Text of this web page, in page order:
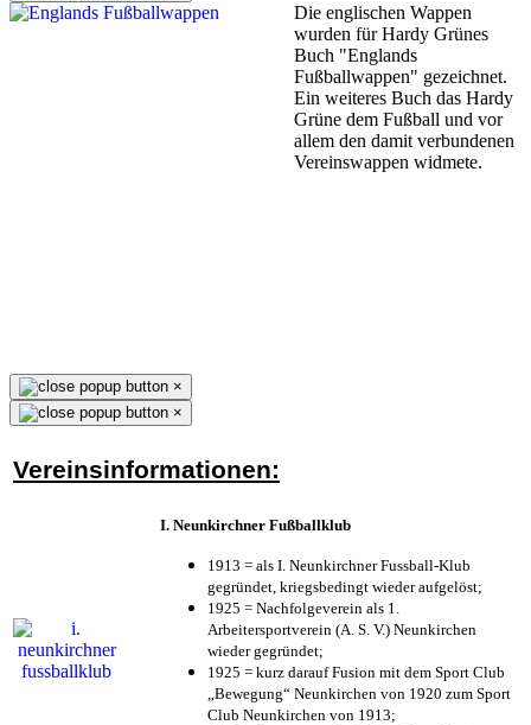
Die englischen Wappen
wurden für Hardy Grünes
Buch "Englands
Fußballwappen" gezeichnet.
Ein weiteres Buch das Hardy
Grüne dem Fußball und vor
allem den damit verbundenen
Vereinswappen widmete.
×
×
Vereinsinformationen:
I. Neunkirchner Fußballklub
1913 = als I. Neunkirchner Fussball-Klub
gegründet, kriegsbedingt wieder aufgelöst;
1925 = Nachfolgeverein als 1.
Arbeitersportverein (A. S. V.) Neunkirchen
wieder gegründet;
1925 = kurz darauf Fusion mit dem Sport Club
„Bewegung“ Neunkirchen von 1920 zum Sport
Club Neunkirchen von 1913;